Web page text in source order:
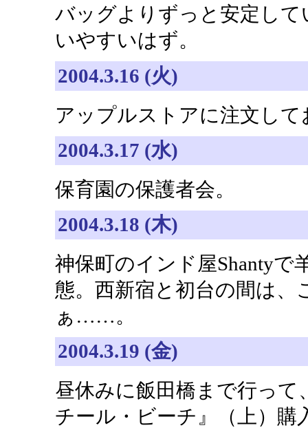
バッグよりずっと安定し
いやすいはず。
2004.3.16 (火)
アップルストアに注文して
2004.3.17 (水)
保育園の保護者会。
2004.3.18 (木)
神保町のインド屋Shantyで
態。西新宿と初台の間は
ぁ……。
2004.3.19 (金)
昼休みに飯田橋まで行っ
チール・ビーチ』（上）